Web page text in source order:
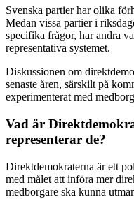
Svenska partier har olika
Medan vissa partier i
specifika frågor, har andra
representativa systemet.
Diskussionen om
senaste åren, särskilt på
experimenterat med
Vad är
representerar de?
Direktdemokraterna är ett
med målet att införa mer
medborgare ska kunna